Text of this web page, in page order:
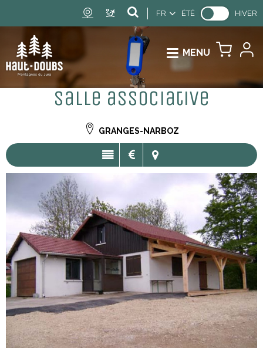
FR ÉTÉ HIVER
MENU
Salle associative
GRANGES-NARBOZ